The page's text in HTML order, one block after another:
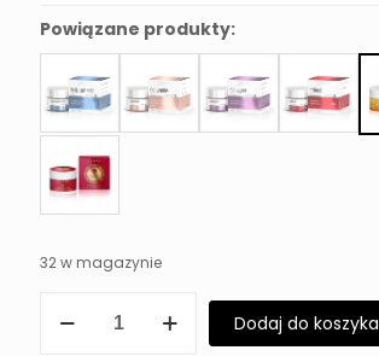
Powiązane produkty:
32 w magazynie
REVERS
Dodaj do koszyka